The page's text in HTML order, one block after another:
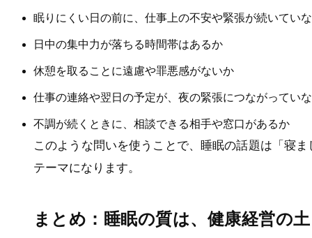
眠りにくい日の前に、仕事上の不安や緊張が続いてい
日中の集中力が落ちる時間帯はあるか
休憩を取ることに遠慮や罪悪感がないか
仕事の連絡や翌日の予定が、夜の緊張につながってい
不調が続くときに、相談できる相手や窓口があるか
このような問いを使うことで、睡眠の話題は「寝
テーマになります。
まとめ：睡眠の質は、健康経営の